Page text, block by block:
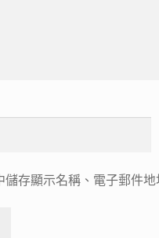
儲存顯示名稱、電子郵件